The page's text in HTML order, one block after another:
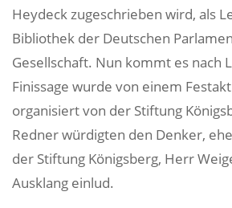
Heydeck zugeschrieben wird, als
Bibliothek der Deutschen
Gesellschaft. Nun kommt es nach
Finissage wurde von einem
organisiert von der Stiftung
Redner würdigten den Denker,
der Stiftung Königsberg, Herr
Ausklang einlud.